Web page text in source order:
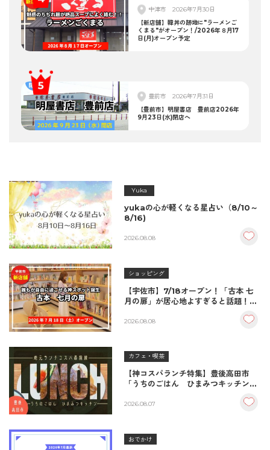
中津市
2026年7月30日
【新店舗】韓丼の跡地に"ラーメンご
くまる"がオープン！/2026年８月17
日(月)オープン予定
豊前市
2026年7月31日
【豊前市】明屋書店 豊前店2026年
9月23日(水)閉店へ
Yuka
yukaの心が軽くなる星占い（8/10～
8/16)
2026.08.08
ショッピング
【宇佐市】7/18オープン！「古本 七
月の扉」が居心地よすぎると話題！絶
至福の読書空間
2026.08.08
カフェ・喫茶
【神コスパランチ特集】豊後高田市
「うちのごはん ひまみつキッチン」
＆生姜焼き！
2026.08.07
おでかけ